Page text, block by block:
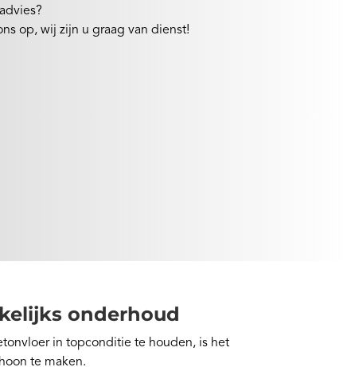
op, wij zijn u graag van dienst!
onderhoud
in topconditie te houden, is het
te maken.